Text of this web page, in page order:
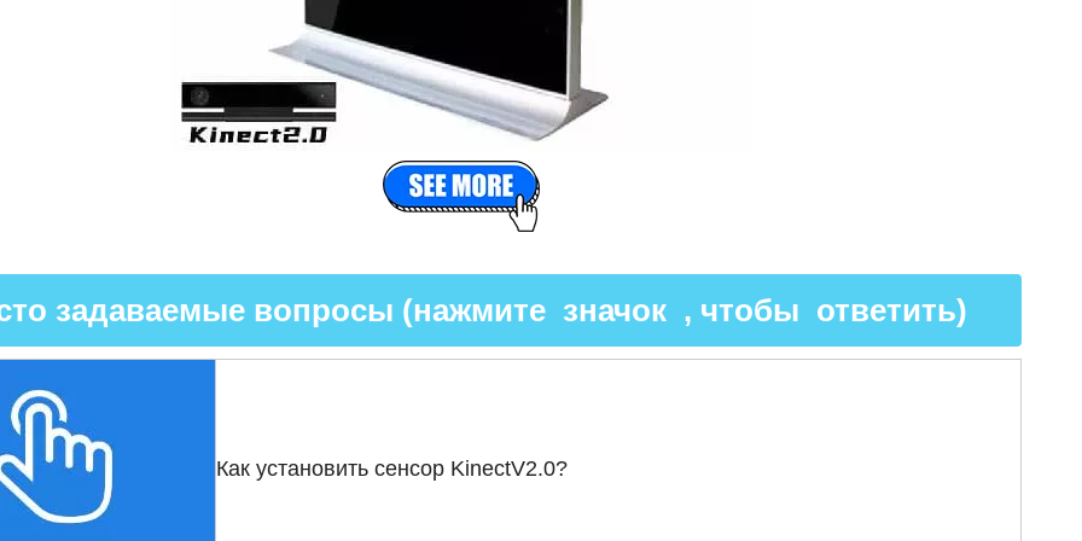
задаваемые вопросы (нажмите значок , чтобы ответить)
Как установить сенсор KinectV2.0?